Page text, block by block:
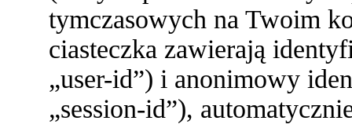
tymczasowych na Twoim
ciasteczka zawierają
„user-id”) i anonimowy
„session-id”),